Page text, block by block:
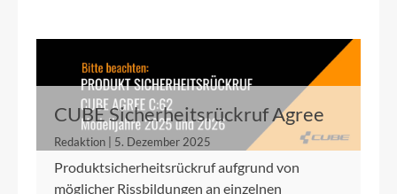
CUBE Sicherheitsrückruf Agree
C:62 2025/2026
Redaktion | 5. Dezember 2025
Produktsicherheitsrückruf aufgrund von
möglicher Rissbildungen an einzelnen